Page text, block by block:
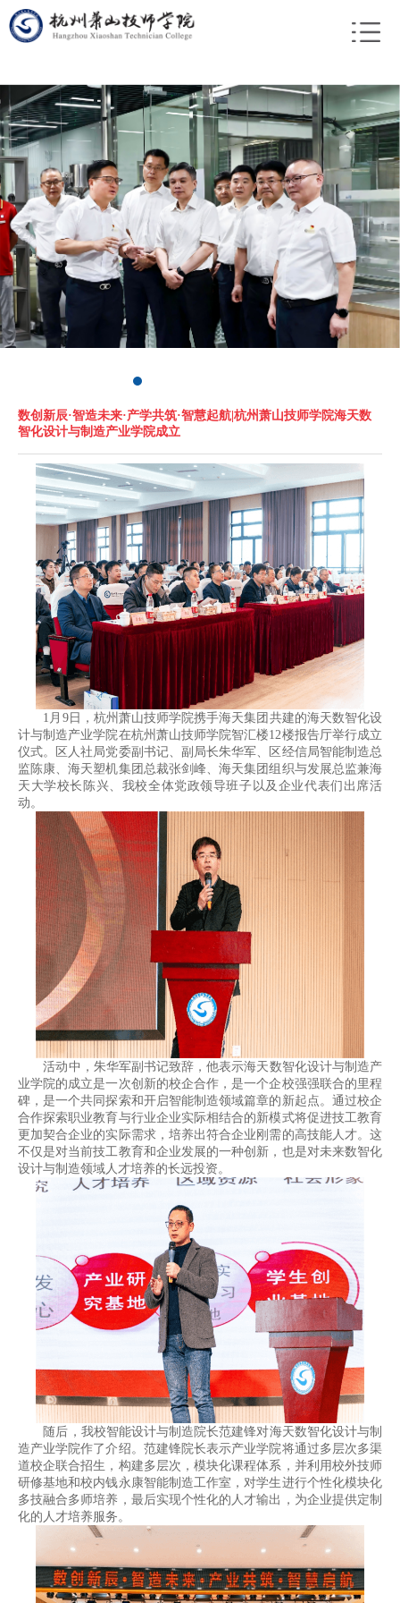
数创新辰·智造未来·产学共筑·智慧起航|杭州萧山技师学院海天数
智化设计与制造产业学院成立
1月9日，杭州萧山技师学院携手海天集团共建的海天数智化设
计与制造产业学院在杭州萧山技师学院智汇楼12楼报告厅举行成立
仪式。区人社局党委副书记、副局长朱华军、区经信局智能制造总
监陈康、海天塑机集团总裁张剑峰、海天集团组织与发展总监兼海
天大学校长陈兴、我校全体党政领导班子以及企业代表们出席活
动。
活动中，朱华军副书记致辞，他表示海天数智化设计与制造产
业学院的成立是一次创新的校企合作，是一个企校强强联合的里程
碑，是一个共同探索和开启智能制造领域篇章的新起点。通过校企
合作探索职业教育与行业企业实际相结合的新模式将促进技工教育
更加契合企业的实际需求，培养出符合企业刚需的高技能人才。这
不仅是对当前技工教育和企业发展的一种创新，也是对未来数智化
设计与制造领域人才培养的长远投资。
随后，我校智能设计与制造院长范建锋对海天数智化设计与制
造产业学院作了介绍。范建锋院长表示产业学院将通过多层次多渠
道校企联合招生，构建多层次，模块化课程体系，并利用校外技师
研修基地和校内钱永康智能制造工作室，对学生进行个性化模块化
多技融合多师培养，最后实现个性化的人才输出，为企业提供定制
化的人才培养服务。